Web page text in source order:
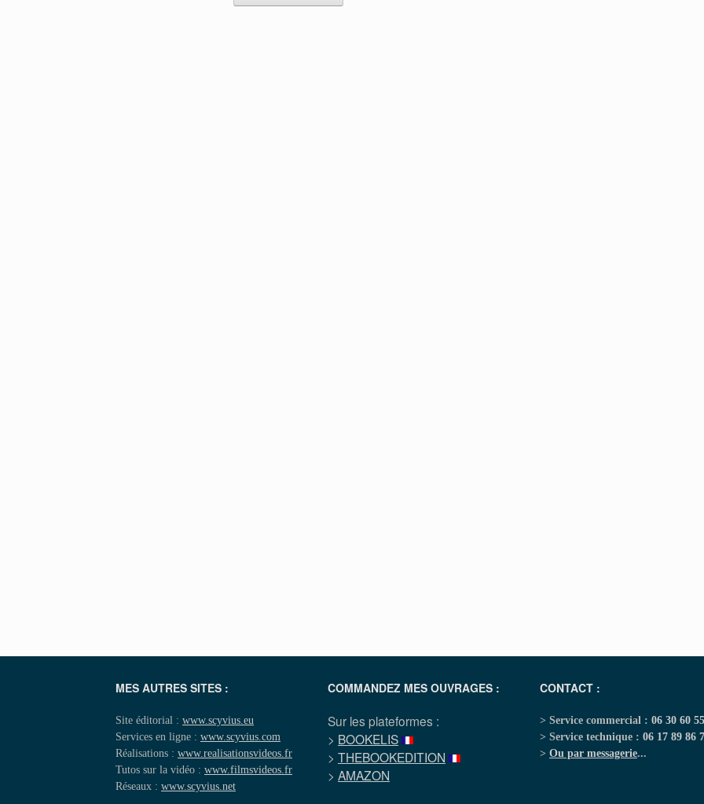
MES AUTRES SITES :
Site éditorial : www.scyvius.eu
Services en ligne : www.scyvius.com
Réalisations : www.realisationsvideos.fr
Tutos sur la vidéo : www.filmsvideos.fr
Réseaux : www.scyvius.net
COMMANDEZ MES OUVRAGES :
Sur les plateformes :
> BOOKELIS
> THEBOOKEDITION
> AMAZON
CONTACT :
> Service commercial : 06 30 60
> Service technique : 06 17 89 86
> Ou par messagerie...